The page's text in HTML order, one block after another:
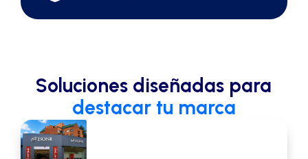
Soluciones diseñadas para
destacar tu marca